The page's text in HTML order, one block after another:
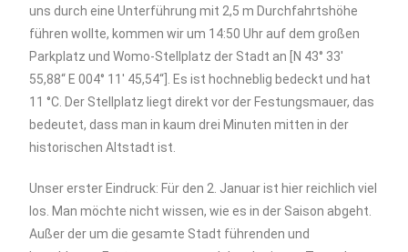
uns durch eine Unterführung mit 2,5 m Durchfahrtshöhe
führen wollte, kommen wir um 14:50 Uhr auf dem großen
Parkplatz und Womo-Stellplatz der Stadt an [N 43° 33′
55,88“ E 004° 11′ 45,54“]. Es ist hochneblig bedeckt und hat
11 °C. Der Stellplatz liegt direkt vor der Festungsmauer, das
bedeutet, dass man in kaum drei Minuten mitten in der
historischen Altstadt ist.
Unser erster Eindruck: Für den 2. Januar ist hier reichlich viel
los. Man möchte nicht wissen, wie es in der Saison abgeht.
Außer der um die gesamte Stadt führenden und